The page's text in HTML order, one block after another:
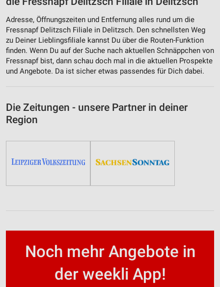
Adresse, Öffnungszeiten und Entfernung alles rund um die
Fressnapf Delitzsch Filiale in Delitzsch. Den schnellsten Weg
zu Deiner Lieblingsfiliale kannst Du über die Routen-Funktion
finden. Wenn Du auf der Suche nach aktuellen Schnäppchen von
Fressnapf bist, dann schau doch mal in die aktuellen Prospekte
und Angebote. Da ist sicher etwas passendes für Dich dabei.
Die Zeitungen - unsere Partner in deiner
Region
Noch mehr Angebote in
der weekli App!